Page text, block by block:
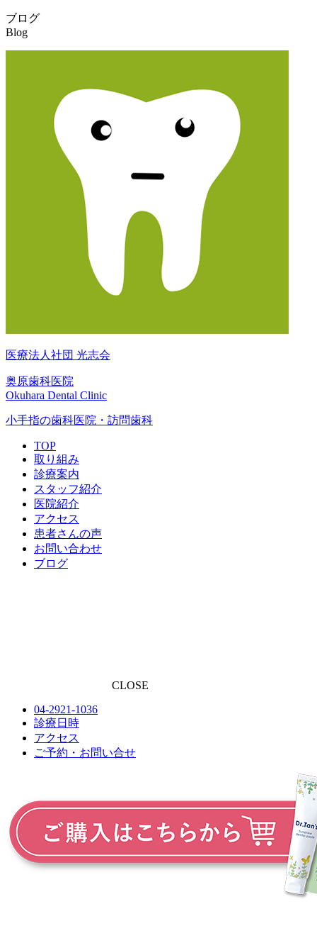
ブログ
Blog
医療法人社団 光志会
奥原歯科医院
Okuhara Dental Clinic
小手指の歯科医院・訪問歯科
TOP
取り組み
診療案内
スタッフ紹介
医院紹介
アクセス
患者さんの声
お問い合わせ
ブログ
CLOSE
04-2921-1036
診療日時
アクセス
ご予約・お問い合せ